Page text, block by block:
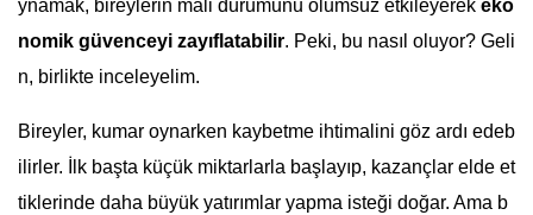
ynamak, bireylerin mali durumunu olumsuz etkileyerek eko
nomik güvenceyi zayıflatabilir. Peki, bu nasıl oluyor? Geli
n, birlikte inceleyelim.
Bireyler, kumar oynarken kaybetme ihtimalini göz ardı edeb
ilirler. İlk başta küçük miktarlarla başlayıp, kazançlar elde et
tiklerinde daha büyük yatırımlar yapma isteği doğar. Ama b